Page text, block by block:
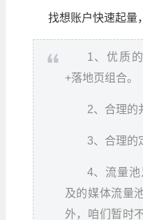
找想账户快速起量
1、优质
+落地页组合。
2、合理的
3、合理的
4、流量
及的媒体流量
外，咱们暂时